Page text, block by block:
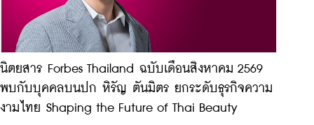
นิตยสาร Forbes Thailand ฉบับเดือนสิงหาคม 2569
พบกับบุคคลบนปก หิรัญ ตันมิตร ยกระดับธุรกิจความ
งามไทย Shaping the Future of Thai Beauty